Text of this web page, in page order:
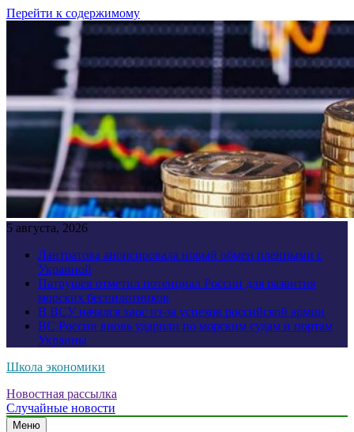
Перейти к содержимому
5 августа, 2026
Лантратова анонсировала новый обмен пленными с
Украиной
Патрушев отметил потенциал России для развития
морских беспилотников
В ВСУ начался хаос из-за успехов российской армии
ВС России вновь ударили по морским судам и портам
Украины
Школа экономики
Новостная рассылка
Случайные новости
Меню